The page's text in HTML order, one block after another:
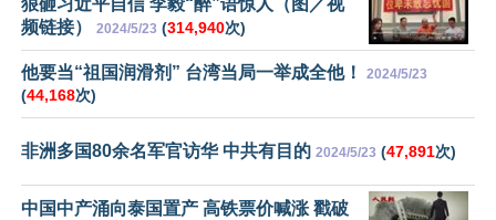
频链接）
2024/5/23 (314,940次)
他要当“祖国润滑剂” 台湾当局一举成全他！ 2024/5/23
(44,168次)
非洲多国80余名军官访华 中共有目的 2024/5/23 (47,891次)
中国中产涌向泰国置产 高铁票价喊涨 戳破